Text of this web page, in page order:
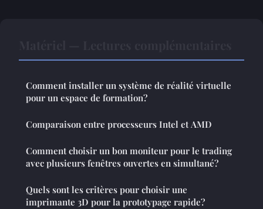
Comment installer un système de réalité virtuelle
pour un espace de formation?
Comparaison entre processeurs Intel et AMD
Comment choisir un bon moniteur pour le trading
avec plusieurs fenêtres ouvertes en simultané?
Quels sont les critères pour choisir une
imprimante 3D pour la prototypage rapide?